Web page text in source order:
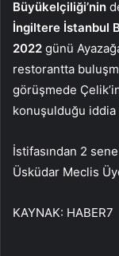
Büyükelçiliği’nin
İngiltere İstanbul
2022 günü
restorantta
görüşmede
konuşulduğu iddia
İstifasından 2
Üsküdar Meclis
KAYNAK: HABER7